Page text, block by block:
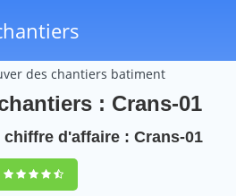
des chantiers batiment
: Crans-01
d'affaire : Crans-01